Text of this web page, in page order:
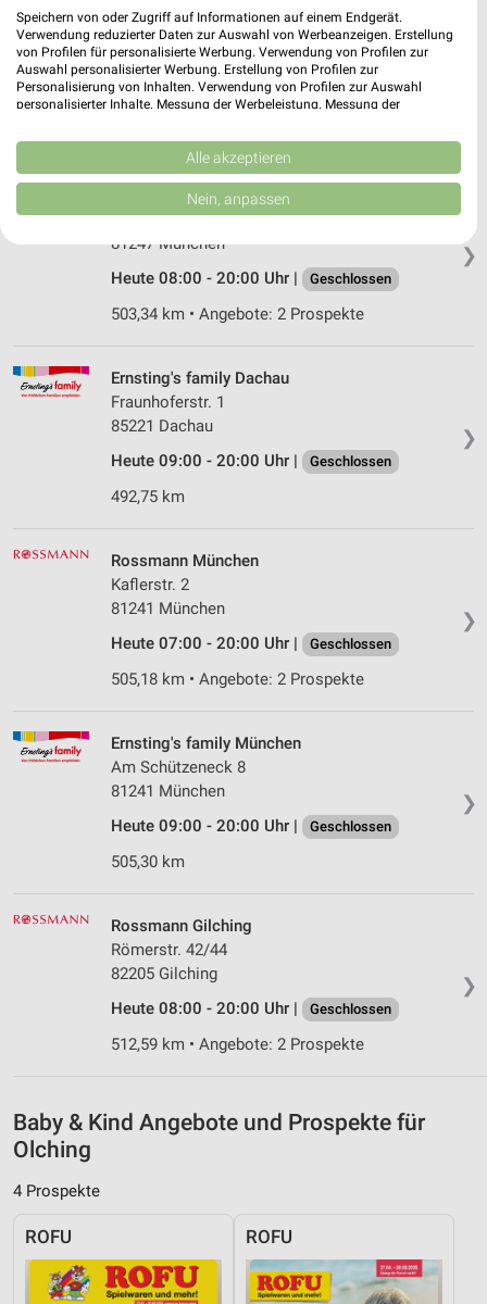
Rossmann Fürstenfeldbruck
Kurt-Huber-Ring 12
82256 Fürstenfeldbruck
Heute 08:00 - 20:00 Uhr | Geschlossen
❯
Rossmann München
Verdistr. 83
81247 München
Heute 08:00 - 20:00 Uhr |
Geschlossen
503,34 km • Angebote: 2 Prospekte
❯
Ernsting's family Dachau
Fraunhoferstr. 1
85221 Dachau
Heute 09:00 - 20:00 Uhr |
Geschlossen
492,75 km
❯
Rossmann München
Kaflerstr. 2
81241 München
Heute 07:00 - 20:00 Uhr |
Geschlossen
505,18 km • Angebote: 2 Prospekte
❯
Ernsting's family München
Am Schützeneck 8
81241 München
Heute 09:00 - 20:00 Uhr |
Geschlossen
505,30 km
❯
Rossmann Gilching
Römerstr. 42/44
82205 Gilching
Heute 08:00 - 20:00 Uhr |
Geschlossen
512,59 km • Angebote: 2 Prospekte
Baby & Kind Angebote und Prospekte für
Olching
4 Prospekte
ROFU ROFU
Speichern von oder Zugriff auf Informationen auf einem Endgerät.
Verwendung reduzierter Daten zur Auswahl von Werbeanzeigen. Erstellung
von Profilen für personalisierte Werbung. Verwendung von Profilen zur
Auswahl personalisierter Werbung. Erstellung von Profilen zur
Personalisierung von Inhalten. Verwendung von Profilen zur Auswahl
personalisierter Inhalte. Messung der Werbeleistung. Messung der
Kombinationen von Daten aus verschiedenen Quellen. Entwicklung und
Verbesserung der Angebote. Verwendung reduzierter Daten zur Auswahl
von Inhalten.
Daten können außerhalb der Europäischen Union weitergegeben und in die
USA gesendet werden.
Website/App.
Partnerliste anzeigen (1 IAB-Anbieter)
Wir nutzen Ihre Daten für folgende Zwecke:
Speichern von oder Zugriff auf Informationen
auf einem Endgerät
Verwendung reduzierter Daten zur Auswahl von
Erstellung von Profilen für personalisierte
Verwendung von Profilen zur Auswahl
personalisierter Werbung
Erstellung von Profilen zur Personalisierung
von Inhalten
Verwendung von Profilen zur Auswahl
Messung der Werbeleistung
Messung der Performance von Inhalten
Analyse von Zielgruppen durch Statistiken oder
Kombinationen von Daten aus verschiedenen
Entwicklung und Verbesserung der Angebote
Verwendung reduzierter Daten zur Auswahl von
IAB-Besonderheiten:
Verwendung genauer Standortdaten
Informationen identifizieren
Nicht-IAB-Verarbeitungszwecke:
Notwendig
Funktional
Alle akzeptieren
Nein, anpassen